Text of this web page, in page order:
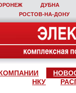
ДУБНА
РОСТОВ‑НА‑ДОНУ
НКУ